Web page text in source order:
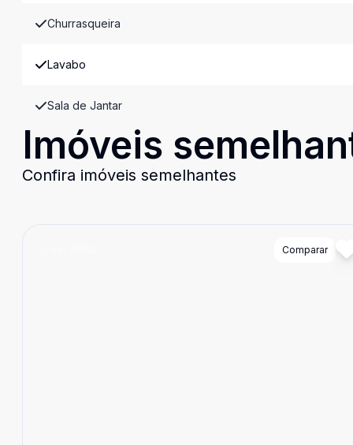
Churrasqueira
Lavabo
Sala de Jantar
Imóveis
Confira imóveis semelhantes
Comparar